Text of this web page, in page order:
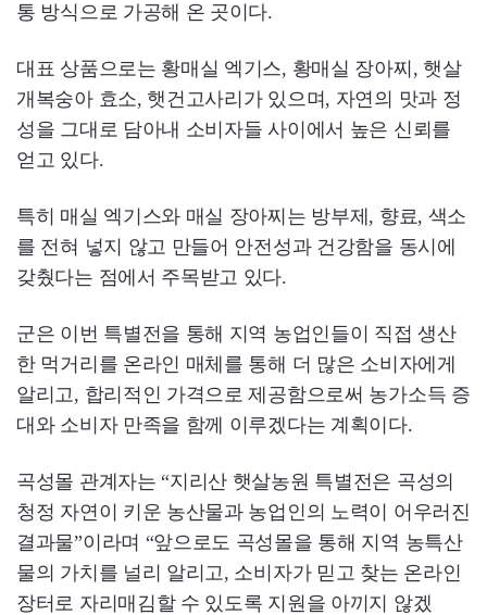
통 방식으로 가공해 온 곳이다.
대표 상품으로는 황매실 엑기스, 황매실 장아찌, 햇살
개복숭아 효소, 햇건고사리가 있으며, 자연의 맛과 정
성을 그대로 담아내 소비자들 사이에서 높은 신뢰를
얻고 있다.
특히 매실 엑기스와 매실 장아찌는 방부제, 향료, 색소
를 전혀 넣지 않고 만들어 안전성과 건강함을 동시에
갖췄다는 점에서 주목받고 있다.
군은 이번 특별전을 통해 지역 농업인들이 직접 생산
한 먹거리를 온라인 매체를 통해 더 많은 소비자에게
알리고, 합리적인 가격으로 제공함으로써 농가소득 증
대와 소비자 만족을 함께 이루겠다는 계획이다.
곡성몰 관계자는 “지리산 햇살농원 특별전은 곡성의
청정 자연이 키운 농산물과 농업인의 노력이 어우러진
결과물”이라며 “앞으로도 곡성몰을 통해 지역 농특산
물의 가치를 널리 알리고, 소비자가 믿고 찾는 온라인
장터로 자리매김할 수 있도록 지원을 아끼지 않겠